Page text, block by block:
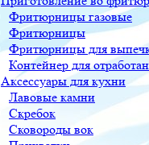
Фритюрницы газовые
Фритюрницы
Фритюрницы для
Контейнер для
Аксессуары для кухни
Лавовые камни
Скребок
Сковороды вок